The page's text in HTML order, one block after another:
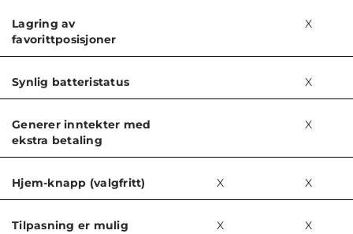
Lagring av
favorittposisjoner
X
Synlig batteristatus X
Generer inntekter med
ekstra betaling
X
Hjem-knapp (valgfritt) X X
Tilpasning er mulig X X